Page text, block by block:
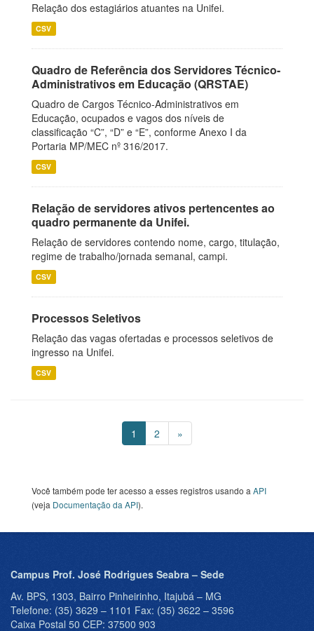
Relação dos estagiários atuantes na Unifei.
CSV
Quadro de Referência dos Servidores Técnico-
Administrativos em Educação (QRSTAE)
Quadro de Cargos Técnico-Administrativos em
Educação, ocupados e vagos dos níveis de
classificação “C”, “D” e “E”, conforme Anexo I da
Portaria MP/MEC nº 316/2017.
CSV
Relação de servidores ativos pertencentes ao
quadro permanente da Unifei.
Relação de servidores contendo nome, cargo, titulação,
regime de trabalho/jornada semanal, campi.
CSV
Processos Seletivos
Relação das vagas ofertadas e processos seletivos de
ingresso na Unifei.
CSV
1 2 »
Você também pode ter acesso a esses registros usando a API
(veja Documentação da API).
Campus Prof. José Rodrigues Seabra – Sede
Av. BPS, 1303, Bairro Pinheirinho, Itajubá – MG
Telefone: (35) 3629 – 1101 Fax: (35) 3622 – 3596
Caixa Postal 50 CEP: 37500 903